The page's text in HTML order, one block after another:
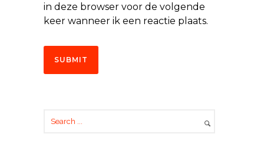
in deze browser voor de volgende
keer wanneer ik een reactie plaats.